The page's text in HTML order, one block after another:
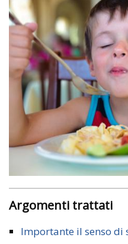
Argomenti trattati
Importante il senso di